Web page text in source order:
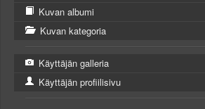
Kuvan albumi
Kuvan kategoria
Käyttäjän galleria
Käyttäjän profiilisivu